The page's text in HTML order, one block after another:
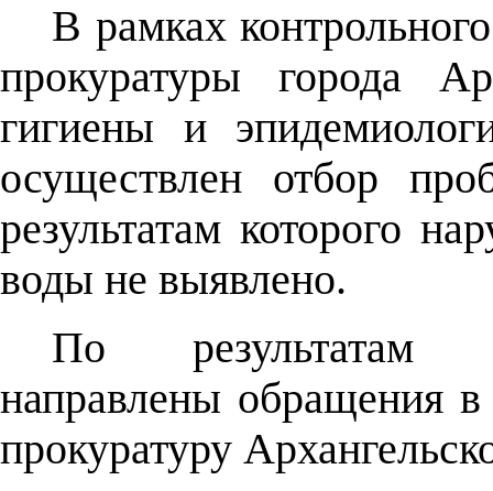
В рамках
прокуратуры города
гигиены и
осуществлен отбор
результатам которого
воды не выявлено.
По результатам
направлены обращения
прокуратуру